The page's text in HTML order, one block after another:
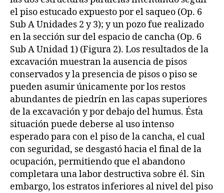
el piso estucado expuesto por el saqueo (Op. 6
Sub A Unidades 2 y 3); y un pozo fue realizado
en la sección sur del espacio de cancha (Op. 6
Sub A Unidad 1) (Figura 2). Los resultados de la
excavación muestran la ausencia de pisos
conservados y la presencia de pisos o piso se
pueden asumir únicamente por los restos
abundantes de piedrín en las capas superiores
de la excavación y por debajo del humus. Ésta
situación puede deberse al uso intenso
esperado para con el piso de la cancha, el cual
con seguridad, se desgastó hacia el final de la
ocupación, permitiendo que el abandono
completara una labor destructiva sobre él. Sin
embargo, los estratos inferiores al nivel del piso